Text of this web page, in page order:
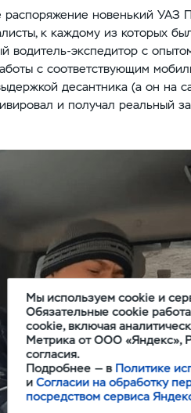
распоряжение новенький УАЗ
к каждому из которых
водитель-экспедитор с
с соответствующим
десантника (а он на
и получал реальный
Мы используем cookie и
Обязательные cookie
cookie, включая
Метрика от ООО «Яндекс»,
согласия.
Подробнее — в Политике
иСогласии на обработку
посредством сервиса